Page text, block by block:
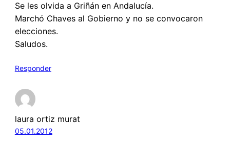
Se les olvida a Griñán en Andalucía.
Marchó Chaves al Gobierno y no se convocaron
elecciones.
Saludos.
Responder
laura ortiz murat
05.01.2012